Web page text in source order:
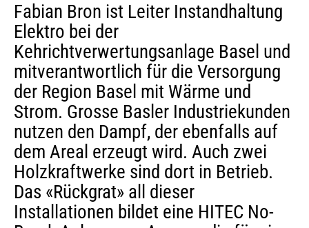
Fabian Bron ist Leiter Instandhaltung
Elektro bei der
Kehrichtverwertungsanlage Basel und
mitverantwortlich für die Versorgung
der Region Basel mit Wärme und
Strom. Grosse Basler Industriekunden
nutzen den Dampf, der ebenfalls auf
dem Areal erzeugt wird. Auch zwei
Holzkraftwerke sind dort in Betrieb.
Das «Rückgrat» all dieser
Installationen bildet eine HITEC No-